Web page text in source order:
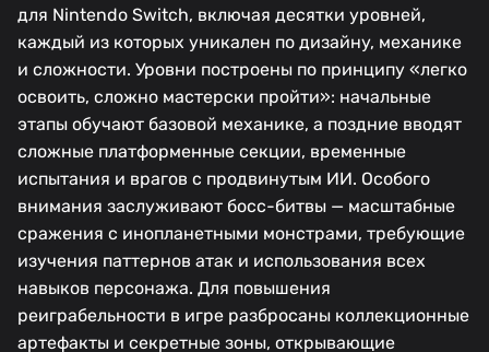
для Nintendo Switch, включая десятки уровней,
каждый из которых уникален по дизайну, механике
и сложности. Уровни построены по принципу «легко
освоить, сложно мастерски пройти»: начальные
этапы обучают базовой механике, а поздние вводят
сложные платформенные секции, временные
испытания и врагов с продвинутым ИИ. Особого
внимания заслуживают босс-битвы — масштабные
сражения с инопланетными монстрами, требующие
изучения паттернов атак и использования всех
навыков персонажа. Для повышения
реиграбельности в игре разбросаны коллекционные
артефакты и секретные зоны, открывающие